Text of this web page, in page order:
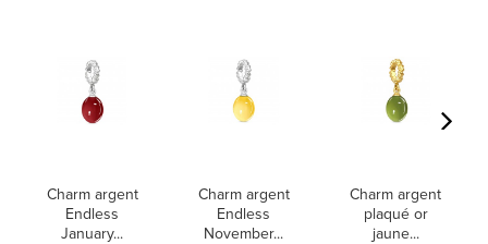
Charm argent
Endless
January...
Charm argent
Endless
November...
Charm argent
plaqué or
jaune...